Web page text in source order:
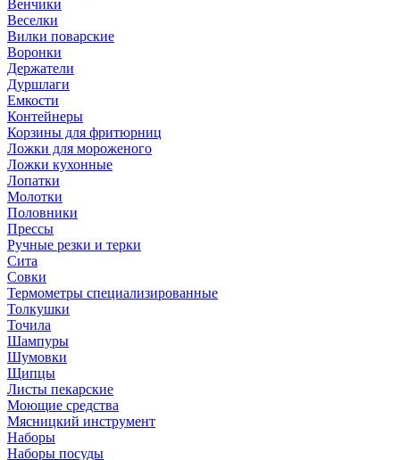
Венчики
Веселки
Вилки поварские
Воронки
Держатели
Дуршлаги
Емкости
Контейнеры
Корзины для фритюрниц
Ложки для мороженого
Ложки кухонные
Лопатки
Молотки
Половники
Прессы
Ручные резки и терки
Сита
Совки
Термометры специализированные
Толкушки
Точила
Шампуры
Шумовки
Щипцы
Листы пекарские
Моющие средства
Мясницкий инструмент
Наборы
Наборы посуды